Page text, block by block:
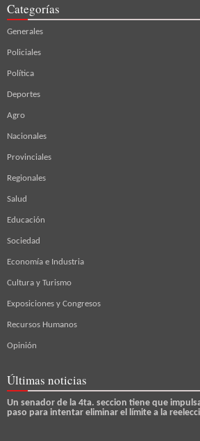
Categorías
Generales
Policiales
Política
Deportes
Agro
Nacionales
Provinciales
Regionales
Salud
Educación
Sociedad
Economía e Industria
Cultura y Turismo
Exposiciones y Congresos
Recursos Humanos
Opinión
Últimas noticias
Un senador de la 4ta. seccion tiene que
paso para intentar eliminar el límite a la